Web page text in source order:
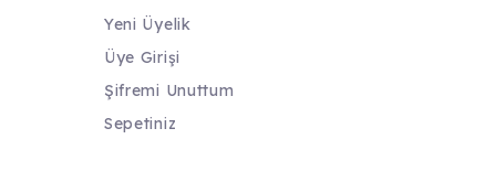
Yeni Üyelik
Üye Girişi
Şifremi Unuttum
Sepetiniz